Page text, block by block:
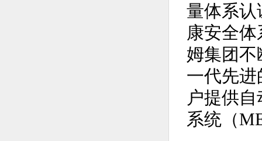
量体系认
康安全
姆集团不
一代先进
户提供
系统（